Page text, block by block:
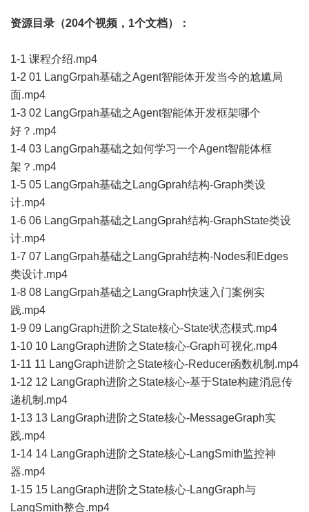
资源目录（204个视频，1个文档）：
1-1 课程介绍.mp4
1-2 01 LangGrpah基础之Agent智能体开发当今的尬尴局
面.mp4
1-3 02 LangGrpah基础之Agent智能体开发框架哪个
好？.mp4
1-4 03 LangGrpah基础之如何学习一个Agent智能体框
架？.mp4
1-5 05 LangGrpah基础之LangGprah结构-Graph类设
计.mp4
1-6 06 LangGrpah基础之LangGprah结构-GraphState类设
计.mp4
1-7 07 LangGrpah基础之LangGprah结构-Nodes和Edges
类设计.mp4
1-8 08 LangGrpah基础之LangGraph快速入门案例实
践.mp4
1-9 09 LangGraph进阶之State核心-State状态模式.mp4
1-10 10 LangGraph进阶之State核心-Graph可视化.mp4
1-11 11 LangGraph进阶之State核心-Reducer函数机制.mp4
1-12 12 LangGraph进阶之State核心-基于State构建消息传
递机制.mp4
1-13 13 LangGraph进阶之State核心-MessageGraph实
践.mp4
1-14 14 LangGraph进阶之State核心-LangSmith监控神
器.mp4
1-15 15 LangGraph进阶之State核心-LangGraph与
LangSmith整合.mp4